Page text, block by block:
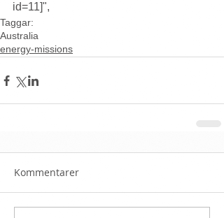
id=11]",
Taggar:
Australia
energy-missions
Kommentarer